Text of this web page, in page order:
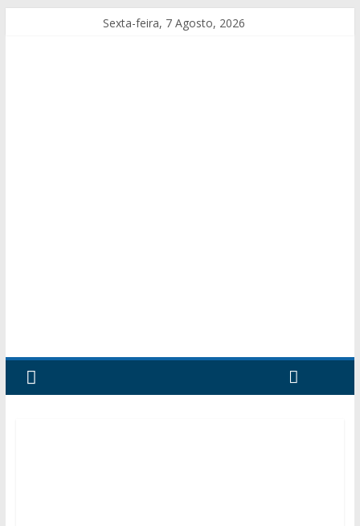
Sexta-feira, 7 Agosto, 2026